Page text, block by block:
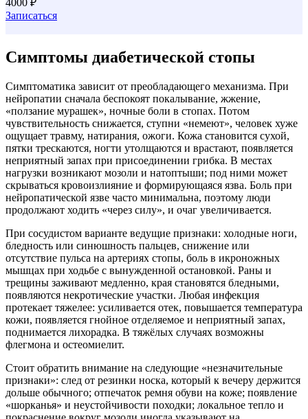
4000 ₽
Записаться
Симптомы диабетической стопы
Симптоматика зависит от преобладающего механизма. При
нейропатии сначала беспокоят покалывание, жжение,
«ползание мурашек», ночные боли в стопах. Потом
чувствительность снижается, ступни «немеют», человек хуже
ощущает травму, натирания, ожоги. Кожа становится сухой,
пятки трескаются, ногти утолщаются и врастают, появляется
неприятный запах при присоединении грибка. В местах
нагрузки возникают мозоли и натоптыши; под ними может
скрываться кровоизлияние и формирующаяся язва. Боль при
нейропатической язве часто минимальна, поэтому люди
продолжают ходить «через силу», и очаг увеличивается.
При сосудистом варианте ведущие признаки: холодные ноги,
бледность или синюшность пальцев, снижение или
отсутствие пульса на артериях стопы, боль в икроножных
мышцах при ходьбе с вынужденной остановкой. Раны и
трещины заживают медленно, края становятся бледными,
появляются некротические участки. Любая инфекция
протекает тяжелее: усиливается отек, повышается температура
кожи, появляется гнойное отделяемое и неприятный запах,
поднимается лихорадка. В тяжёлых случаях возможны
флегмона и остеомиелит.
Стоит обратить внимание на следующие «незначительные
признаки»: след от резинки носка, который к вечеру держится
дольше обычного; отпечаток ремня обуви на коже; появление
«шорканья» и неустойчивости походки; локальное тепло и